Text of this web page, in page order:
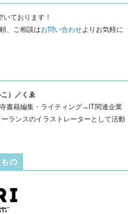
ております！
、ご相談はお問い合わせよりお気軽に
）／くゑ
書籍編集・ライティング→IT関連企業
ランスのイラストレーターとして活動
の